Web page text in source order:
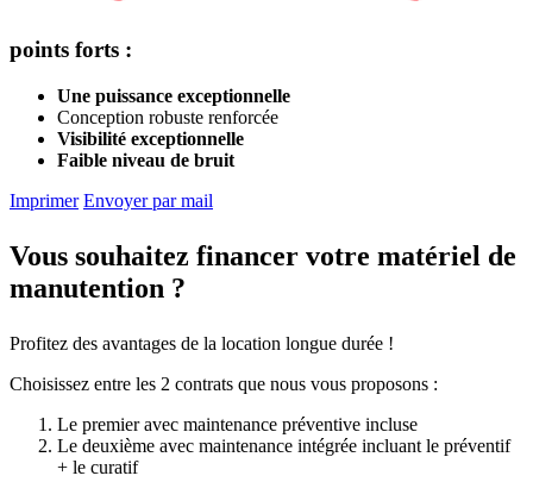
points forts :
Une puissance exceptionnelle
Conception robuste renforcée
Visibilité exceptionnelle
Faible niveau de bruit
Imprimer Envoyer par mail
Vous souhaitez financer votre matériel de
manutention ?
Profitez des avantages de la location longue durée !
Choisissez entre les 2 contrats que nous vous proposons :
Le premier avec maintenance préventive incluse
Le deuxième avec maintenance intégrée incluant le préventif
+ le curatif